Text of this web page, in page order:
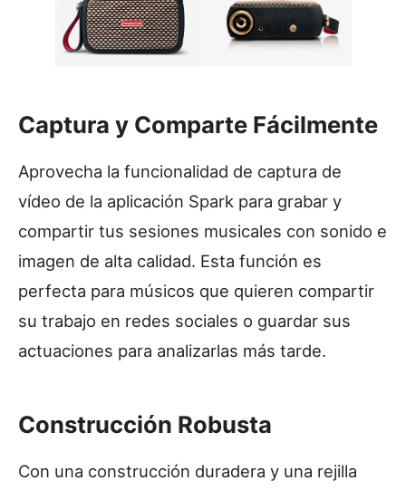
Captura y Comparte Fácilmente
Aprovecha la funcionalidad de captura de
vídeo de la aplicación Spark para grabar y
compartir tus sesiones musicales con sonido e
imagen de alta calidad. Esta función es
perfecta para músicos que quieren compartir
su trabajo en redes sociales o guardar sus
actuaciones para analizarlas más tarde.
Construcción Robusta
Con una construcción duradera y una rejilla